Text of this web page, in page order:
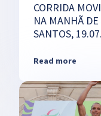
CORRIDA
NA MANHÃ
SANTOS,
Read more